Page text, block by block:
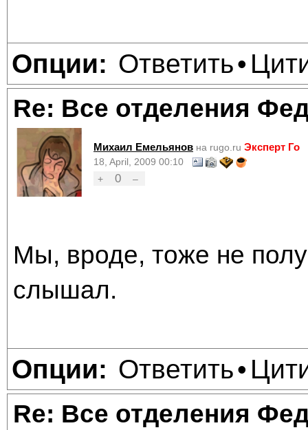
Опции: Ответить•
Re: Все отделения
Михаил Емельянов на rugo.ru Эксперт Го
18, April, 2009 00:10
+
0 –
Мы, вроде, тоже не
слышал.
Опции: Ответить•
Re: Все отделения